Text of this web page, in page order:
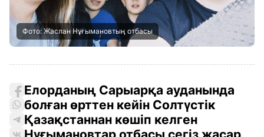
Фото: Жаслан Нұғымановтың отбасы
Елорданың Сарыарқа ауданында
болған өрттен кейін Солтүстік
Қазақстаннан көшіп келген